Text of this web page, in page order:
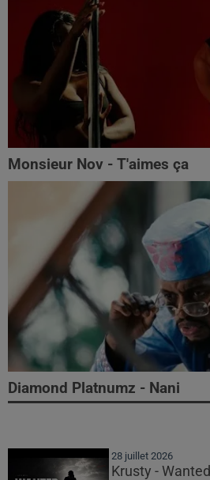
Monsieur Nov - T'aimes ça
Diamond Platnumz - Nani
28 juillet 2026
Krusty - Wanted